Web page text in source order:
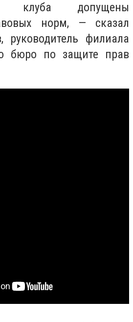
клуба допущены
норм, — сказал
руководитель филиала
бюро по защите прав